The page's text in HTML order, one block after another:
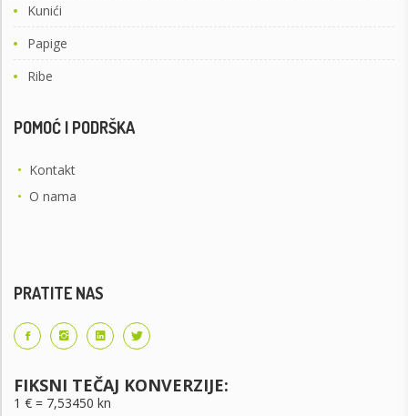
Kunići
Papige
Ribe
POMOĆ I PODRŠKA
• Kontakt
• O nama
PRATITE NAS
FIKSNI TEČAJ KONVERZIJE:
1 € = 7,53450 kn